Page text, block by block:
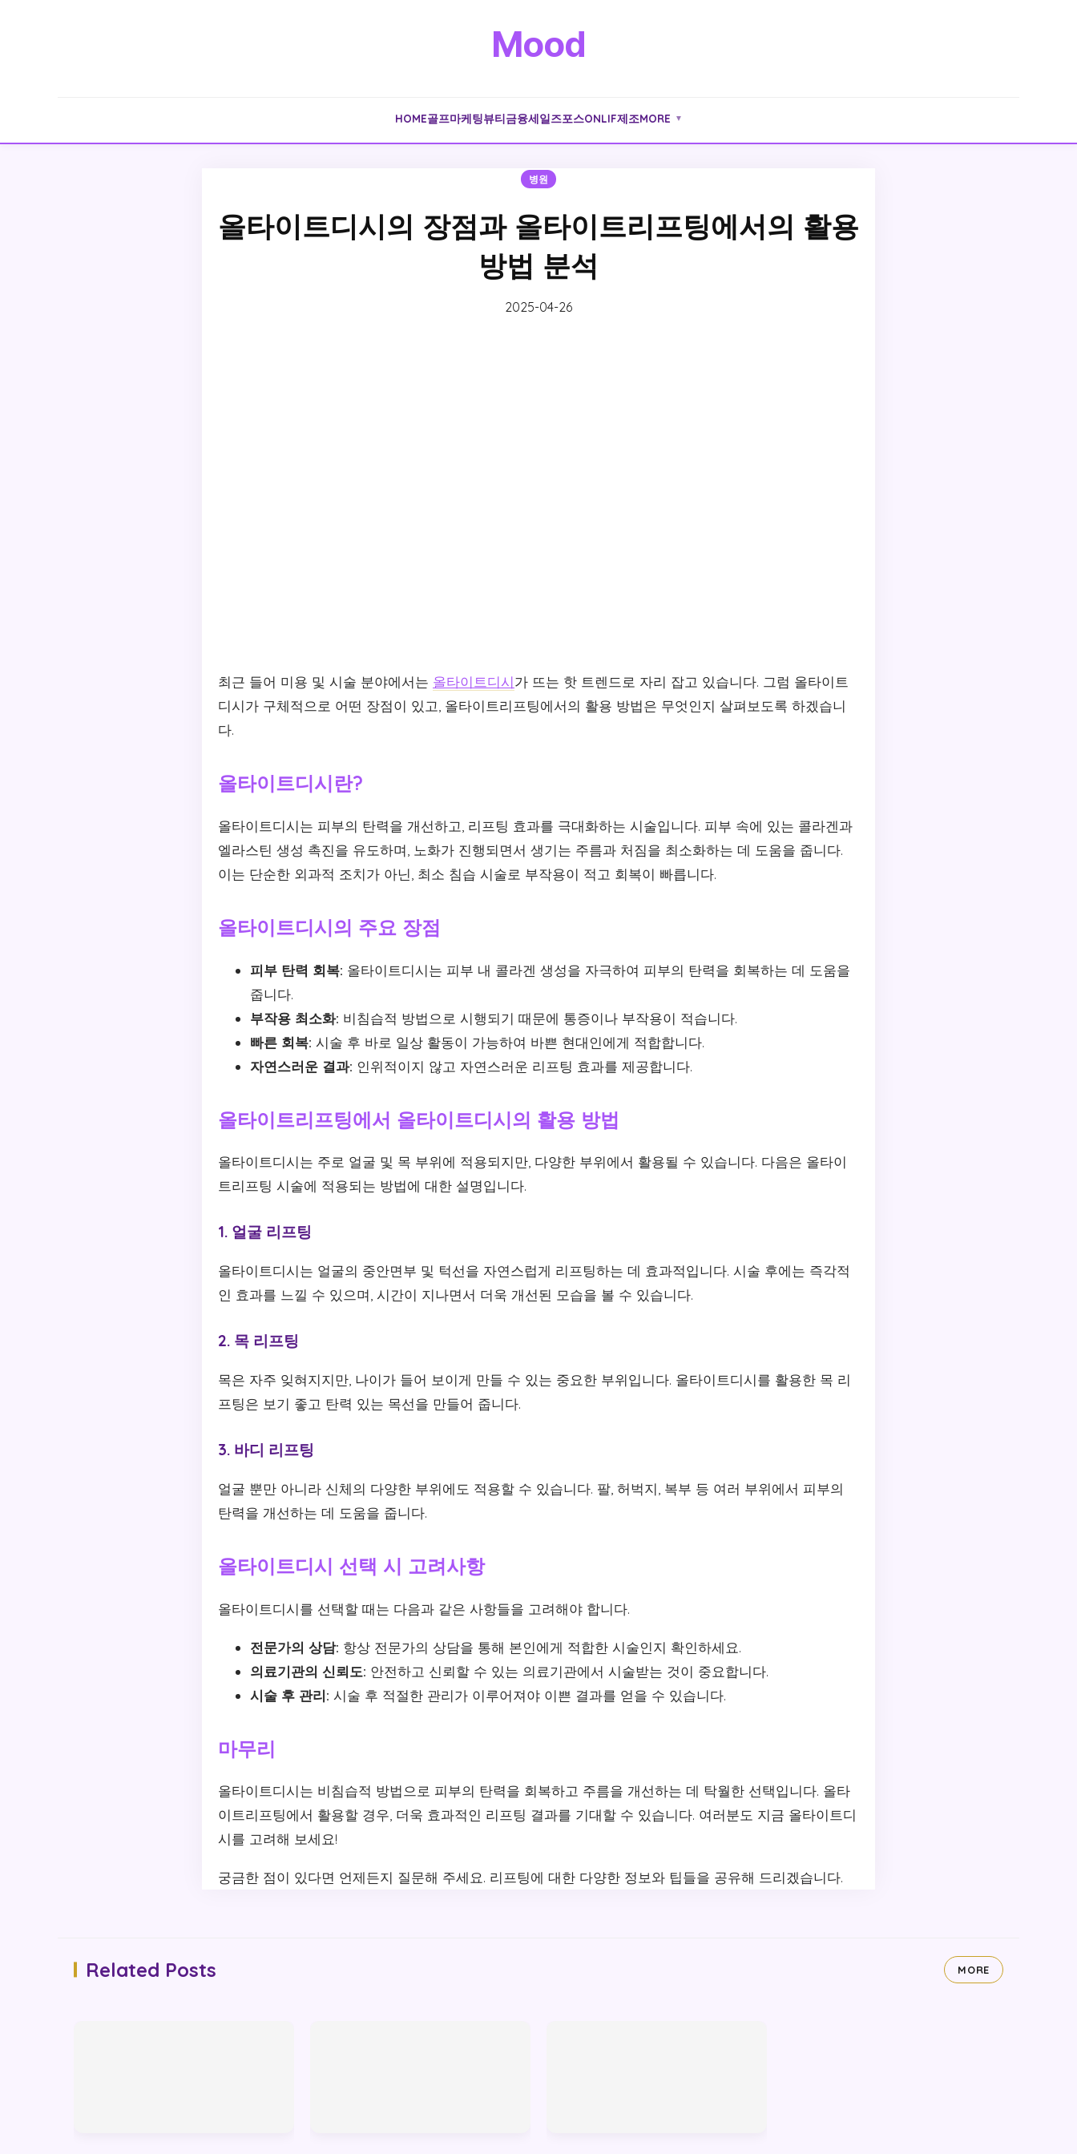
Mood
HOME골프마케팅뷰티금융세일즈포스ONLIF제조MORE ▼
병원
올타이트디시의 장점과 올타이트리프팅에서의 활용
방법 분석
2025-04-26
최근 들어 미용 및 시술 분야에서는 올타이트디시가 뜨는 핫 트렌드로 자리 잡고 있습니다. 그럼 올타이트
디시가 구체적으로 어떤 장점이 있고, 올타이트리프팅에서의 활용 방법은 무엇인지 살펴보도록 하겠습니
다.
올타이트디시란?
올타이트디시는 피부의 탄력을 개선하고, 리프팅 효과를 극대화하는 시술입니다. 피부 속에 있는 콜라겐과
엘라스틴 생성 촉진을 유도하며, 노화가 진행되면서 생기는 주름과 처짐을 최소화하는 데 도움을 줍니다.
이는 단순한 외과적 조치가 아닌, 최소 침습 시술로 부작용이 적고 회복이 빠릅니다.
올타이트디시의 주요 장점
피부 탄력 회복: 올타이트디시는 피부 내 콜라겐 생성을 자극하여 피부의 탄력을 회복하는 데 도움을
줍니다.
부작용 최소화: 비침습적 방법으로 시행되기 때문에 통증이나 부작용이 적습니다.
빠른 회복: 시술 후 바로 일상 활동이 가능하여 바쁜 현대인에게 적합합니다.
자연스러운 결과: 인위적이지 않고 자연스러운 리프팅 효과를 제공합니다.
올타이트리프팅에서 올타이트디시의 활용 방법
올타이트디시는 주로 얼굴 및 목 부위에 적용되지만, 다양한 부위에서 활용될 수 있습니다. 다음은 올타이
트리프팅 시술에 적용되는 방법에 대한 설명입니다.
1. 얼굴 리프팅
올타이트디시는 얼굴의 중안면부 및 턱선을 자연스럽게 리프팅하는 데 효과적입니다. 시술 후에는 즉각적
인 효과를 느낄 수 있으며, 시간이 지나면서 더욱 개선된 모습을 볼 수 있습니다.
2. 목 리프팅
목은 자주 잊혀지지만, 나이가 들어 보이게 만들 수 있는 중요한 부위입니다. 올타이트디시를 활용한 목 리
프팅은 보기 좋고 탄력 있는 목선을 만들어 줍니다.
3. 바디 리프팅
얼굴 뿐만 아니라 신체의 다양한 부위에도 적용할 수 있습니다. 팔, 허벅지, 복부 등 여러 부위에서 피부의
탄력을 개선하는 데 도움을 줍니다.
올타이트디시 선택 시 고려사항
올타이트디시를 선택할 때는 다음과 같은 사항들을 고려해야 합니다.
전문가의 상담: 항상 전문가의 상담을 통해 본인에게 적합한 시술인지 확인하세요.
의료기관의 신뢰도: 안전하고 신뢰할 수 있는 의료기관에서 시술받는 것이 중요합니다.
시술 후 관리: 시술 후 적절한 관리가 이루어져야 이쁜 결과를 얻을 수 있습니다.
마무리
올타이트디시는 비침습적 방법으로 피부의 탄력을 회복하고 주름을 개선하는 데 탁월한 선택입니다. 올타
이트리프팅에서 활용할 경우, 더욱 효과적인 리프팅 결과를 기대할 수 있습니다. 여러분도 지금 올타이트디
시를 고려해 보세요!
궁금한 점이 있다면 언제든지 질문해 주세요. 리프팅에 대한 다양한 정보와 팁들을 공유해 드리겠습니다.
Related Posts MORE